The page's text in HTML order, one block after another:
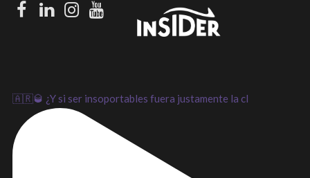
Facebook
LinkedInInstagram
Youtube
🇦🇷🥃 ¿Y si ser insoportables fuera justamente la cl